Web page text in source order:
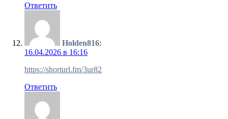
Ответить
Holden816:
16.04.2026 в 16:16
https://shorturl.fm/3ur82
Ответить